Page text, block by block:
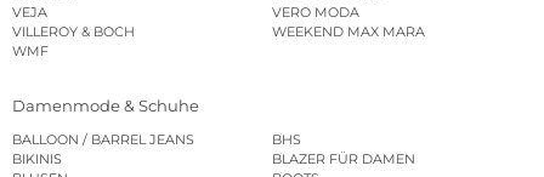
VEJA
VERO MODA
VILLEROY & BOCH
WEEKEND MAX MARA
WMF
Damenmode & Schuhe
BALLOON / BARREL JEANS
BHS
BIKINIS
BLAZER FÜR DAMEN